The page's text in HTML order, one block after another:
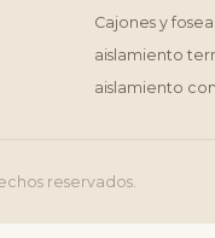
Cajones y
aislamiento
aislamiento
reservados.